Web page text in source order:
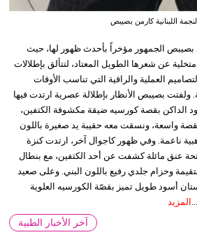
النجمة اللبنانية كارمن بصيبص
بصيبص الجمهور مؤخراً بأحدث ظهور لها، حيث
عن شعرها الطويل المعتاد، لتتألق بإطلالات
العملية والراقية التي تناسب الأوقات
ولفتت بصيبص الأنظار بإطلالة عصرية ارتدت فيها
الداكن بقصة كورسيه ضيقة مكشوفة الكتفين،
واسعة، ونسقت معه حقيبة يد صغيرة باللون
ناعمة. وفي ظهور كاجوال آخر، ارتدت كنزة
عنق مائلة كشفت عن أحد الكتفين، مع بنطال
وحزام جلدي رفيع باللون البني. وعلى صعيد
أسود طويل تميز بقصّة الكورسيه العلوية
المزيد
آخر الأخبار الطبية